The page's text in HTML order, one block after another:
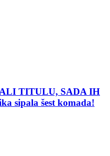
TITULU, SADA IH
sipala šest komada!